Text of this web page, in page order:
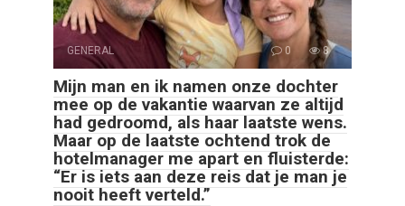
GENERAL 0 8
Mijn man en ik namen onze dochter
mee op de vakantie waarvan ze altijd
had gedroomd, als haar laatste wens.
Maar op de laatste ochtend trok de
hotelmanager me apart en fluisterde:
“Er is iets aan deze reis dat je man je
nooit heeft verteld.”